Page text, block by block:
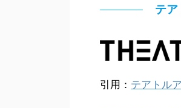
テア
引用： テアトル